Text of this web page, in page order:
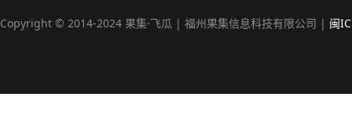
Copyright © 2014-2024 果集·飞瓜 | 福州果集信息科技有限公司 | 闽